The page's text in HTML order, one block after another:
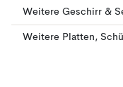
Weitere Geschirr &
Weitere Platten,